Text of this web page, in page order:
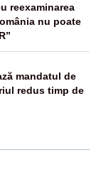
reexaminarea
nu poate
mandatul de
redus timp de